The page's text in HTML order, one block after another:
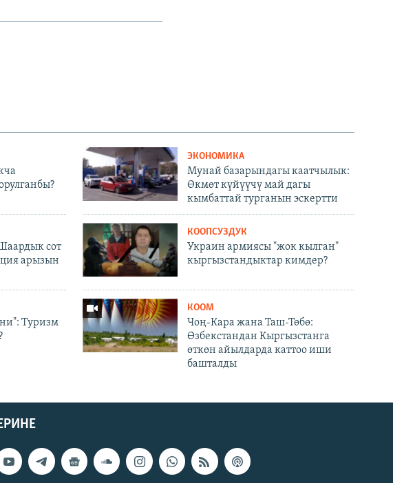
ЭКОНОМИКА
Мунай базарындагы каатчылык:
Өкмөт күйүүчү май дагы
кымбаттай турганын эскертти
сот
арызын
КООПСУЗДУК
Украин армиясы "жок кылган"
кыргызстандыктар кимдер?
Туризм
КООМ
Чоң-Кара жана Таш-Төбө:
Өзбекстандан Кыргызстанга
өткөн айылдарда каттоо иши
башталды